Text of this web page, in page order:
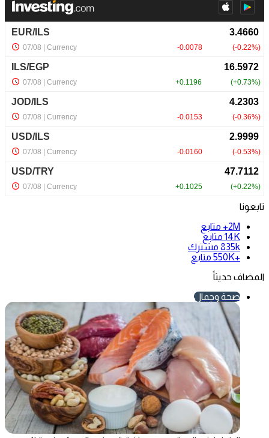
تابعونا
2M+
متابع
14K متابع
835k مشترك
+550K
متابع
المضاف حديثاً
صحة وجمال